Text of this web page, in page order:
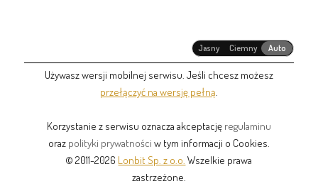
Jasny Ciemny Auto
Używasz wersji mobilnej serwisu. Jeśli chcesz możesz
przełączyć na wersję pełną
Korzystanie z serwisu oznacza akceptację regulaminu
oraz polityki prywatności w tym informacji o Cookies.
© 2011-2026 Lonbit Sp. z o.o. Wszelkie prawa
zastrzeżone.